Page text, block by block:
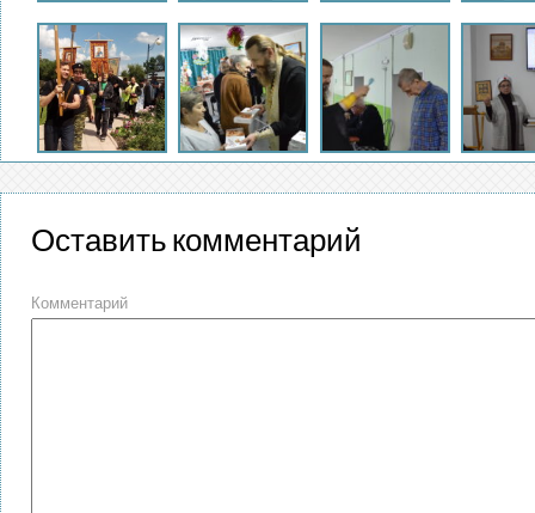
Оставить комментарий
Комментарий